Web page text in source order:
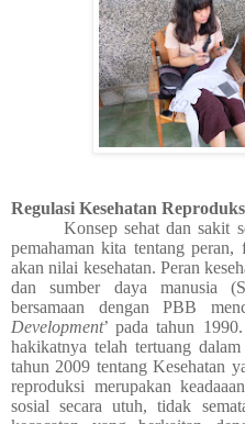
Regulasi Kesehatan
Konsep sehat dan sakit
pemahaman kita tentang peran,
akan nilai kesehatan. Peran
dan sumber daya manusia
bersamaan dengan PBB
Development’ pada tahun
hakikatnya telah tertuang
tahun 2009 tentang Kesehatan
reproduksi merupakan
sosial secara utuh, tidak